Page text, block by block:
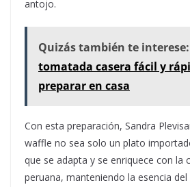
antojo.
Quizás también te interese:
tomatada casera fácil y
preparar en casa
Con esta preparación, Sandra
waffle no sea solo un plato
que se adapta y se enriquece con la
peruana, manteniendo la esencia